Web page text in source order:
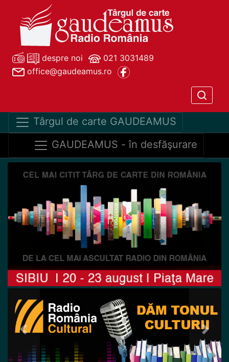
despre noi
021 3031489
office@gaudeamus.ro
Târgul de carte GAUDEAMUS
GAUDEAMUS - în desfăşurare
Previous Next